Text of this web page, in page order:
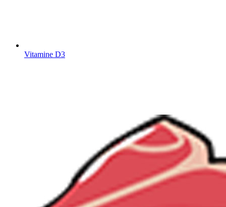
Vitamine D3